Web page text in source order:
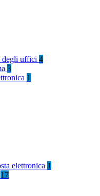
degli uffici 4
3
1
elettronica 1
17